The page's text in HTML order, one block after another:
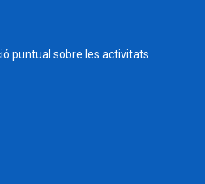
puntual sobre les activitats